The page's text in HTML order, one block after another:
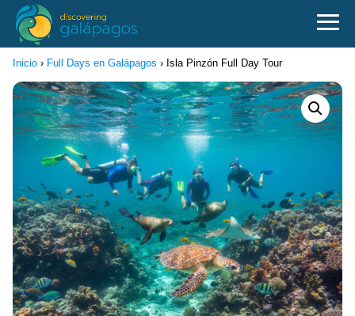
Inicio › Full Days en Galápagos › Isla Pinzón Full Day Tour